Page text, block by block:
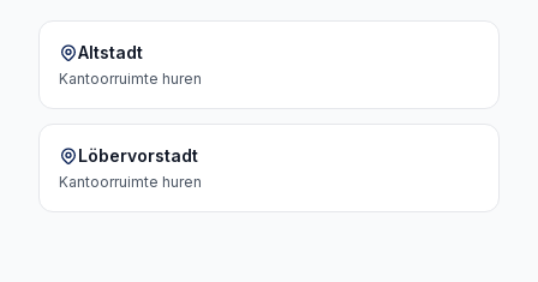
Altstadt
Kantoorruimte huren
Löbervorstadt
Kantoorruimte huren